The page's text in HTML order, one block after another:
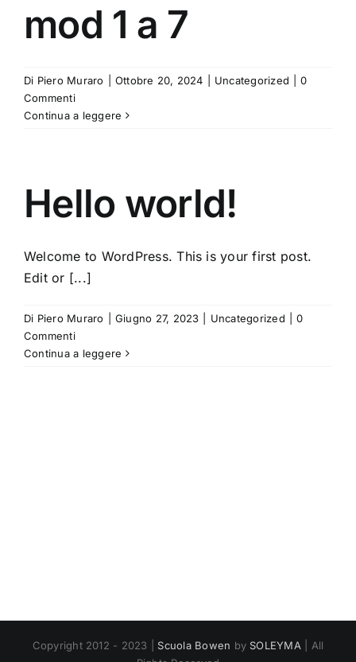
mod 1 a 7
Di Piero Muraro Ottobre 20, 2024 Uncategorized
0
Commenti
Continua a leggere
Hello world!
Welcome to WordPress. This is your first post.
Edit or [...]
Di Piero Muraro Giugno 27, 2023 Uncategorized
0
Commenti
Continua a leggere
Copyright 2012 - 2023 | Scuola Bowen by SOLEYMA | All